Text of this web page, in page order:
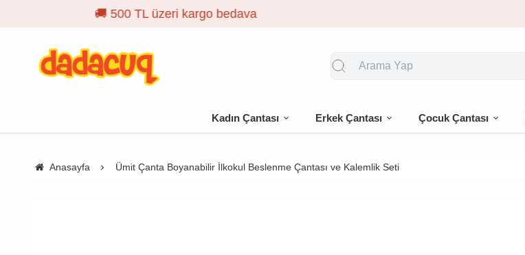
Kadın Çantası Erkek Çantası Çocuk Çantası
Anasayfa Ümit Çanta Boyanabilir İlkokul Beslenme Çantası ve Kalemlik Seti